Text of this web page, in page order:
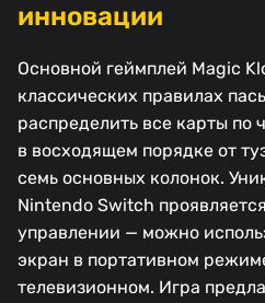
инновации
Основной геймплей Magic
классических правилах
распределить все карты по
в восходящем порядке от
семь основных колонок.
Nintendo Switch
управлении — можно
экран в портативном
телевизионном. Игра